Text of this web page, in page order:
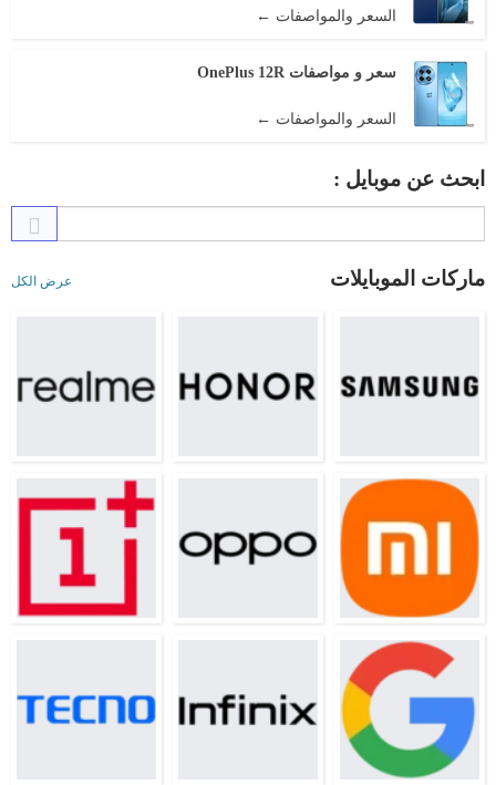
السعر والمواصفات ←
سعر و مواصفات OnePlus 12R
السعر والمواصفات ←
ابحث عن موبايل :
ماركات الموبايلات عرض الكل